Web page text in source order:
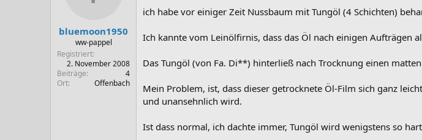
r
w
o
t
bluemoon1950
ww-pappel
Registriert
2. November 2008
Beiträge
4
Ort
Offenbach
ich habe vor einiger Zeit Nussbaum mit Tungöl (4 Schichten)
Ich kannte vom Leinölfirnis, dass das Öl nach einigen Aufträgen
Das Tungöl (von Fa. Di**) hinterließ nach Trocknung einen
Mein Problem, ist, dass dieser getrocknete Öl-Film sich ganz
und unansehnlich wird.
Ist dass normal, ich dachte immer, Tungöl wird wenigstens so